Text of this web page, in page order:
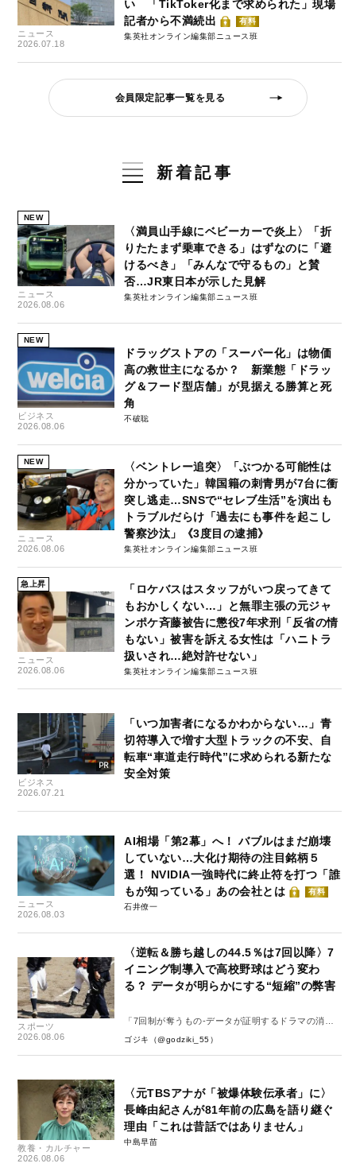
ニュース
2026.07.18
い 「TikToker化まで求められた」現場
記者から不満続出
有料
集英社オンライン編集部ニュース班
会員限定記事一覧を見る
新着記事
NEW
ニュース
2026.08.06
〈満員山手線にベビーカーで炎上〉「折
りたたまず乗車できる」はずなのに「避
けるべき」「みんなで守るもの」と賛
否…JR東日本が示した見解
集英社オンライン編集部ニュース班
NEW
ビジネス
2026.08.06
ドラッグストアの「スーパー化」は物価
高の救世主になるか？ 新業態「ドラッ
グ＆フード型店舗」が見据える勝算と死
角
不破聡
NEW
ニュース
2026.08.06
〈ベントレー追突〉「ぶつかる可能性は
分かっていた」韓国籍の刺青男が7台に衝
突し逃走…SNSで“セレブ生活”を演出も
トラブルだらけ「過去にも事件を起こし
警察沙汰」《3度目の逮捕》
集英社オンライン編集部ニュース班
急上昇
ニュース
2026.08.06
「ロケバスはスタッフがいつ戻ってきて
もおかしくない…」と無罪主張の元ジャ
ンポケ斉藤被告に懲役7年求刑「反省の情
もない」被害を訴える女性は「ハニトラ
扱いされ…絶対許せない」
集英社オンライン編集部ニュース班
ビジネス
2026.07.21
「いつ加害者になるかわからない…」青
切符導入で増す大型トラックの不安、自
転車“車道走行時代”に求められる新たな
安全対策
ニュース
2026.08.03
AI相場「第2幕」へ！ バブルはまだ崩壊
していない…大化け期待の注目銘柄５
選！ NVIDIA一強時代に終止符を打つ「誰
もが知っている」あの会社とは
有料
石井僚一
スポーツ
2026.08.06
〈逆転＆勝ち越しの44.5％は7回以降〉7
イニング制導入で高校野球はどう変わ
る？ データが明らかにする“短縮”の弊害
「7回制が奪うもの-データが証明するドラマの消
失-」
ゴジキ（@godziki_55）
教養・カルチャー
2026.08.06
〈元TBSアナが「被爆体験伝承者」に〉
長峰由紀さんが81年前の広島を語り継ぐ
理由「これは昔話ではありません」
中島早苗